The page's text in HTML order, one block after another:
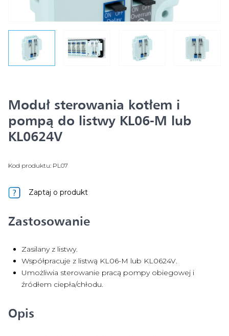
Moduł sterowania kotłem i
pompą do listwy KL06-M lub
KL0624V
Kod produktu: PL07
Zaptaj o produkt
Zastosowanie
Zasilany z listwy.
Współpracuje z listwą KL06-M lub KL0624V.
Umożliwia sterowanie pracą pompy obiegowej i
źródłem ciepła/chłodu.
Opis